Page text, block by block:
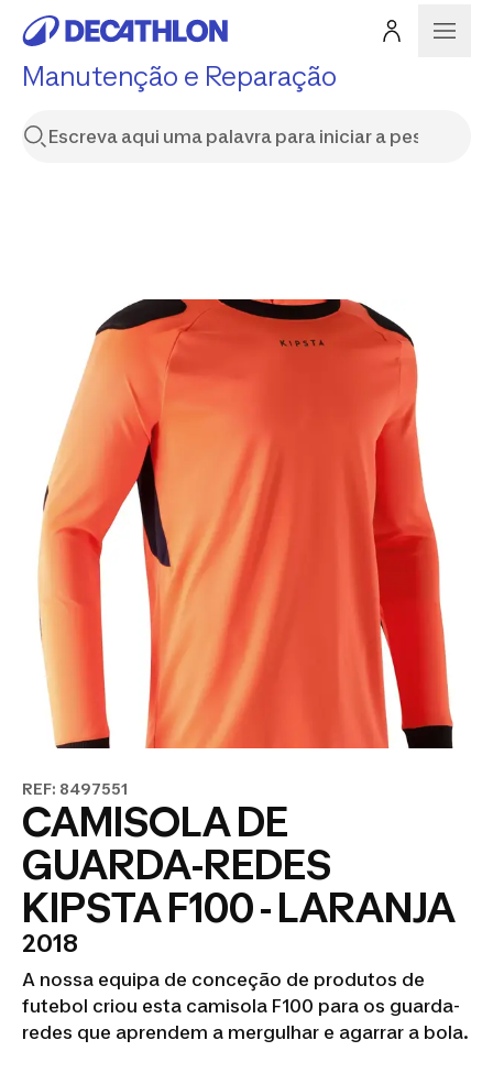
Manutenção e Reparação
REF: 8497551
CAMISOLA DE
GUARDA-REDES
KIPSTA F100 - LARANJA
2018
A nossa equipa de conceção de produtos de
futebol criou esta camisola F100 para os guarda-
redes que aprendem a mergulhar e agarrar a bola.